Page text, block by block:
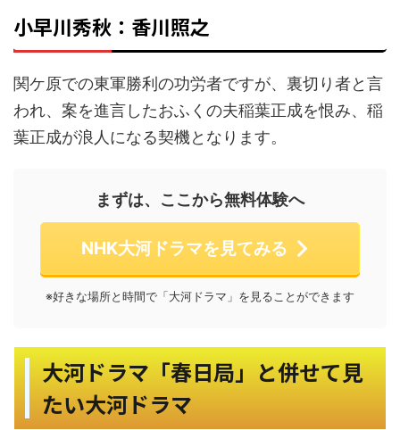
小早川秀秋：香川照之
関ケ原での東軍勝利の功労者ですが、裏切り者と言
われ、案を進言したおふくの夫稲葉正成を恨み、稲
葉正成が浪人になる契機となります。
まずは、ここから無料体験へ
NHK大河ドラマを見てみる
※好きな場所と時間で「大河ドラマ」を見ることができます
大河ドラマ「春日局」と併せて見
たい大河ドラマ